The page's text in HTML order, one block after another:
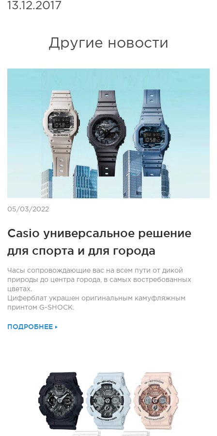
13.12.2017
Другие новости
05/03/2022
Casio универсальное решение
для спорта и для города
Часы сопровождающие вас на всем пути от дикой
природы до центра города, в самых востребованных
цветах.
Циферблат украшен оригинальным камуфляжным
принтом G-SHOCK.
ПОДРОБНЕЕ